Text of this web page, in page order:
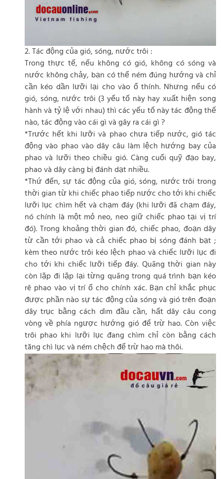
2. Tác động của gió, sóng, nước trôi :
Trong thực tế, nếu không có gió, không có sóng và
nước không chảy, bạn có thể ném đúng hướng và chỉ
cần kéo dần lưỡi lại cho vào ổ thính. Nhưng nếu có
gió, sóng, nước trôi (3 yếu tố này hay xuất hiện song
hành và tỷ lệ với nhau) thì các yếu tố này tác động thế
nào, tác động vào cái gì và gây ra cái gì ?
*Trước hết khi lưỡi và phao chưa tiếp nước, gió tác
động vào phao vào dây câu làm lệch hướng bay của
phao và lưỡi theo chiều gió. Càng cuối quỹ đạo bay,
phao và dây càng bị đánh dạt nhiều.
*Thứ đến, sự tác động của gió, sóng, nước trôi trong
thời gian từ khi chiếc phao tiếp nước cho tới khi chiếc
lưỡi lục chìm hết và chạm đáy (khi lưỡi đã chạm đáy,
nó chính là một mỏ neo, neo giữ chiếc phao tại vị trí
đó). Trong khoảng thời gian đó, chiếc phao, đoạn dây
từ cần tới phao và cả chiếc phao bị sóng đánh bạt ;
kèm theo nước trôi kéo lệch phao và chiếc lưỡi lục đi
cho tới khi chiếc lưỡi tiếp đáy. Quãng thời gian này
còn lặp đi lặp lại từng quãng trong quá trình bạn kéo
rê phao vào vị trí ổ cho chính xác. Bạn chỉ khắc phục
được phần nào sự tác động của sóng và gió trên đoạn
dây trục bằng cách dìm đầu cần, hất dây câu cong
vòng về phía ngược hướng gió để trừ hao. Còn việc
trôi phao khi lưỡi lục đang chìm chỉ còn bằng cách
tăng chì lục và ném chệch để trừ hao mà thôi.